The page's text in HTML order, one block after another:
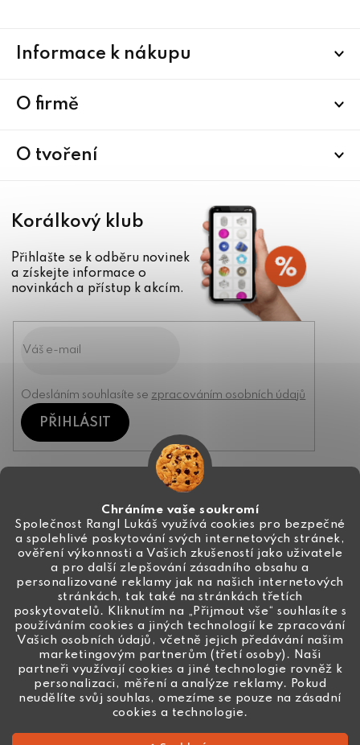
Chráníme vaše soukromí
Společnost Rangl Lukáš využívá cookies pro bezpečné
a spolehlivé poskytování svých internetových stránek,
ověření výkonnosti a Vašich zkušeností jako uživatele
a pro další zlepšování zásadního obsahu a
personalizované reklamy jak na našich internetových
stránkách, tak také na stránkách třetích
poskytovatelů. Kliknutím na „Přijmout vše“ souhlasíte s
používáním cookies a jiných technologií ke zpracování
Vašich osobních údajů, včetně jejich předávání našim
marketingovým partnerům (třetí osoby). Naši
partneři využívají cookies a jiné technologie rovněž k
personalizaci, měření a analýze reklamy. Pokud
neudělíte svůj souhlas, omezíme se pouze na zásadní
cookies a technologie.
Informace k nákupu
O firmě
O tvoření
Korálkový klub
Přihlašte se k odběru novinek
a získejte informace o
novinkách a přístup k akcím.
Odesláním souhlasíte se zpracováním osobních údajů
PŘIHLÁSIT
info@ceske-koralky.cz
+420 774 444 191